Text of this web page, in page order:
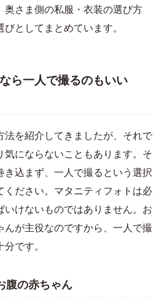
奥さま側の私服・衣装の選び方
としてまとめています。
ら一人で撮るのもいい
法を紹介してきましたが、それで
気にならないこともあります。そ
き込まず、一人で撮るという選択
ください。マタニティフォトは必
いけないものではありません。お
んが主役なのですから、一人で撮
です。
腹の赤ちゃん